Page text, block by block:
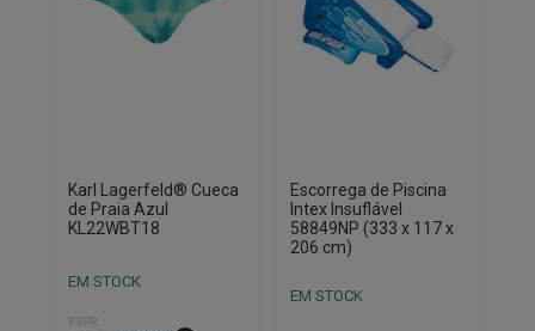
Karl Lagerfeld® Cueca
de Praia Azul
KL22WBT18
EM STOCK
PVPR
Escorrega de Piscina
Intex Insuflável
58849NP (333 x 117 x
206 cm)
EM STOCK